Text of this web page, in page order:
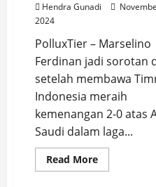
Hendra Gunadi
2024
PolluxTier – Marselino
Ferdinan jadi sorotan
setelah membawa
Indonesia meraih
kemenangan 2-0 atas
Saudi dalam laga...
Read MoreRead
more